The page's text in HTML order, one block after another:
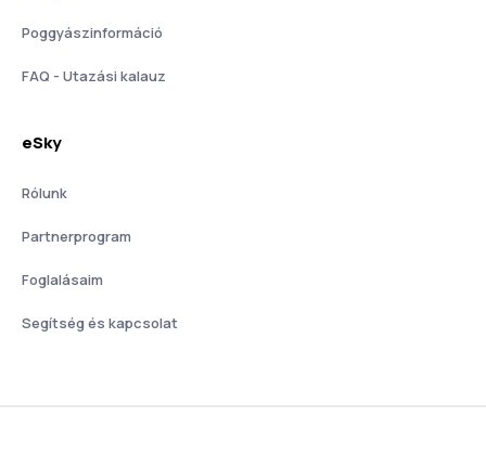
Poggyászinformáció
FAQ - Utazási kalauz
eSky
Rólunk
Partnerprogram
Foglalásaim
Segítség és kapcsolat